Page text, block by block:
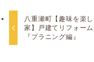
八重瀬町【趣味を楽し
家】戸建てリフォーム
『プラニング編』